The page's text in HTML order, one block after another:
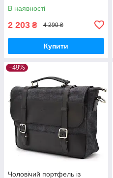
В наявності
2 203 ₴ 4 290 ₴
Купити
–49%
Чоловічий портфель із